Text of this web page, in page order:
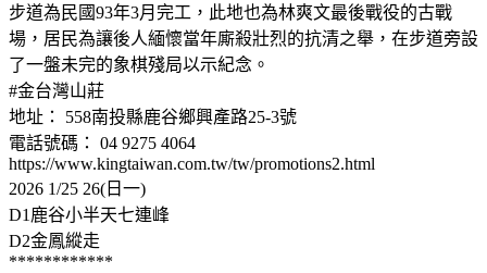
步道為民國93年3月完工，此地也為林爽文最後戰役的古戰
場，居民為讓後人緬懷當年廝殺壯烈的抗清之舉，在步道旁設
了一盤未完的象棋殘局以示紀念。
#金台灣山莊
地址： 558南投縣鹿谷鄉興產路25-3號
電話號碼： 04 9275 4064
https://www.kingtaiwan.com.tw/tw/promotions2.html
2026 1/25 26(日一)
D1鹿谷小半天七連峰
D2金鳳縱走
************